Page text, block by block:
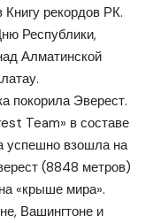
рекордов РК.
Республики,
Алматинской
покорила Эверест.
Team» в составе
успешно взошла на
(8848 метров)
«крыше мира».
Вашингтоне и